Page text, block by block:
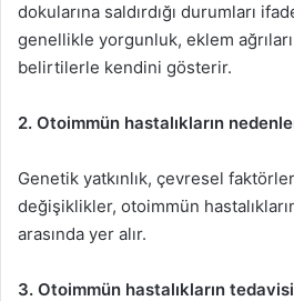
dokularına saldırdığı durumları
genellikle yorgunluk, eklem
belirtilerle kendini gösterir.
2. Otoimmün hastalıkların
Genetik yatkınlık, çevresel
değişiklikler, otoimmün
arasında yer alır.
3. Otoimmün hastalıkların tedavisi